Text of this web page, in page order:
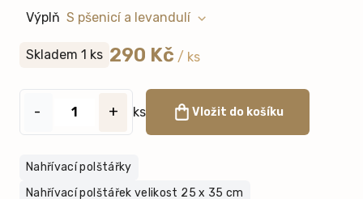
Výplň
Skladem 1 ks 290 Kč / ks
- + ks Vložit do košíku
Nahřívací polštářky
Nahřívací polštářek velikost 25 x 35 cm